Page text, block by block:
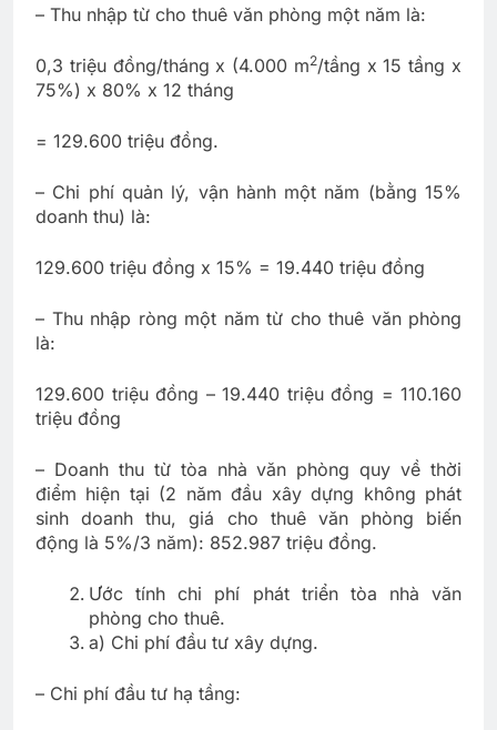
– Thu nhập từ cho thuê văn phòng một năm là:
0,3 triệu đồng/tháng x (4.000 m2/tầng x 15 tầng x
75%) x 80% x 12 tháng
= 129.600 triệu đồng.
– Chi phí quản lý, vận hành một năm (bằng 15%
doanh thu) là:
129.600 triệu đồng x 15% = 19.440 triệu đồng
– Thu nhập ròng một năm từ cho thuê văn phòng
là:
129.600 triệu đồng – 19.440 triệu đồng = 110.160
triệu đồng
– Doanh thu từ tòa nhà văn phòng quy về thời
điểm hiện tại (2 năm đầu xây dựng không phát
sinh doanh thu, giá cho thuê văn phòng biến
động là 5%/3 năm): 852.987 triệu đồng.
Ước tính chi phí phát triển tòa nhà văn
phòng cho thuê.
a) Chi phí đầu tư xây dựng.
– Chi phí đầu tư hạ tầng: